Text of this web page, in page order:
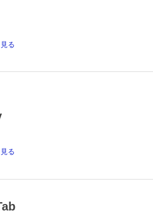
る
る